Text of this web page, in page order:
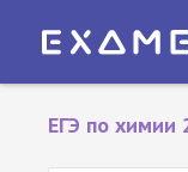
ЕГЭ по химии